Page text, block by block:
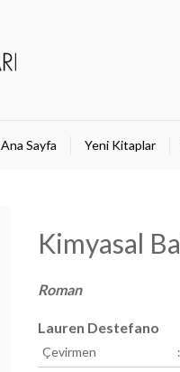
Ana Sayfa Yeni Kitaplar
Kimyasal
Roman
Lauren Destefano
Çevirmen :